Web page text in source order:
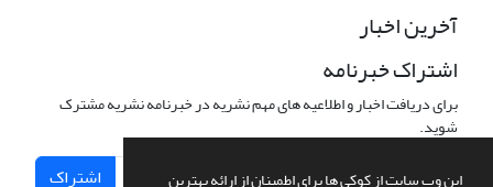
این وب سایت از کوکی ها برای اطمینان از ارائه بهترین
آخرین اخبار
اشتراک خبرنامه
برای دریافت اخبار و اطلاعیه های مهم نشریه در خبرنامه نشریه مشترک
شوید.
اشتراک